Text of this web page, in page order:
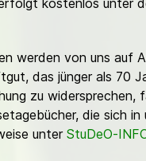
kostenlos unter
werden von uns auf
das jünger als 70
zu
die sich
unterStuDeO-